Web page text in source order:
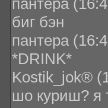
пантера
биг бэн
пантера
*DRINK*
Kostik_jok®
шо куриш? я